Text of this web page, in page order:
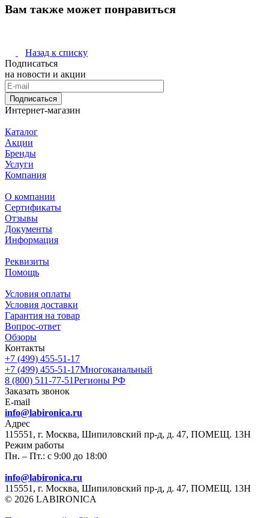
Вам также может понравиться
Назад к списку
Подписаться
на новости и акции
Подписаться
Интернет-магазин
Каталог
Акции
Бренды
Услуги
Компания
О компании
Сертификаты
Отзывы
Документы
Информация
Реквизиты
Помощь
Условия оплаты
Условия доставки
Гарантия на товар
Вопрос-ответ
Обзоры
Контакты
+7 (499) 455-51-17
+7 (499) 455-51-17Многоканальный
8 (800) 511-77-51Регионы РФ
Заказать звонок
E-mail
info@labironica.ru
Адрес
115551, г. Москва, Шипиловский пр-д, д. 47, ПОМЕЩ. 13Н
Режим работы
Пн. – Пт.: с 9:00 до 18:00
info@labironica.ru
115551, г. Москва, Шипиловский пр-д, д. 47, ПОМЕЩ. 13Н
© 2026 LABIRONICA